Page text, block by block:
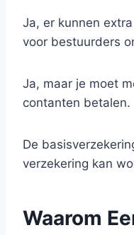
Ja, er kunnen
voor bestuurders
Ja, maar je moet
contanten betalen.
De
verzekering kan
Waarom